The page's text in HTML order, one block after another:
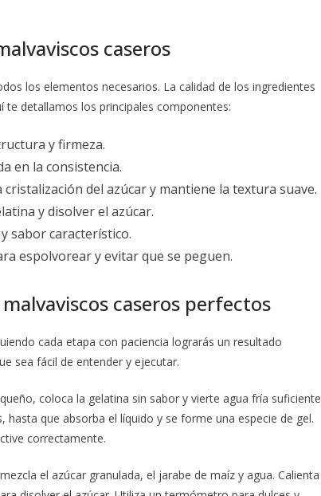
caseros
los elementos necesarios. La calidad de los ingredientes
detallamos los principales componentes:
y firmeza.
en la consistencia.
cristalización del azúcar y mantiene la textura suave.
y disolver el azúcar.
sabor característico.
espolvorear y evitar que se peguen.
caseros perfectos
cada etapa con paciencia lograrás un resultado
sea fácil de entender y ejecutar.
coloca la gelatina sin sabor y vierte agua fría suficiente
que absorba el líquido y se forme una especie de gel.
correctamente.
el azúcar granulada, el jarabe de maíz y agua. Calienta